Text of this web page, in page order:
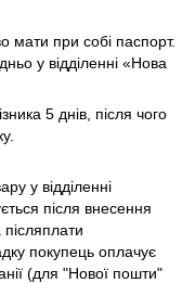
мати при собі паспорт.
у відділенні «Нова
5 днів, після чого
у відділенні
після внесення
покупець оплачує
(для "Нової пошти"